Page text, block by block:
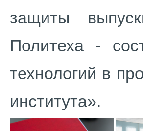
защиты
Политеха -
технологий в
института».